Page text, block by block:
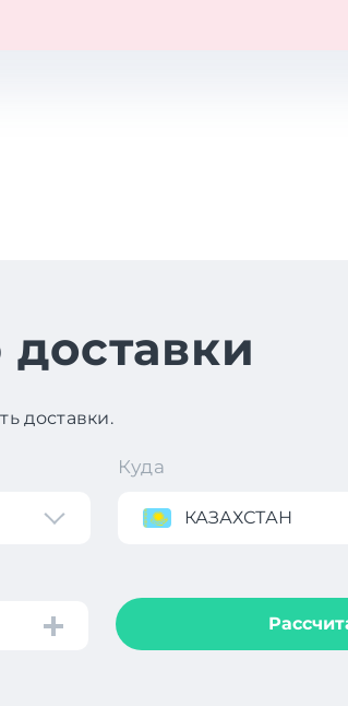
доставки
доставки.
Куда
КАЗАХСТАН